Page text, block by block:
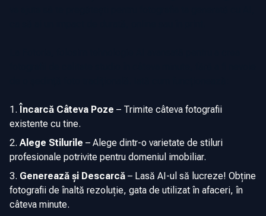
Încarcă Câteva Poze – Trimite câteva fotografii
existente cu tine.
Alege Stilurile – Alege dintr-o varietate de stiluri
profesionale potrivite pentru domeniul imobiliar.
Generează și Descarcă – Lasă AI-ul să lucreze! Obține
fotografii de înaltă rezoluție, gata de utilizat în afaceri, în
câteva minute.